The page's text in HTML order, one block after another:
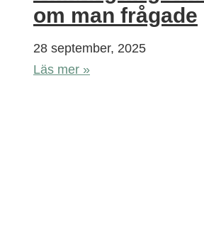
om man frågade
28 september, 2025
Läs mer »